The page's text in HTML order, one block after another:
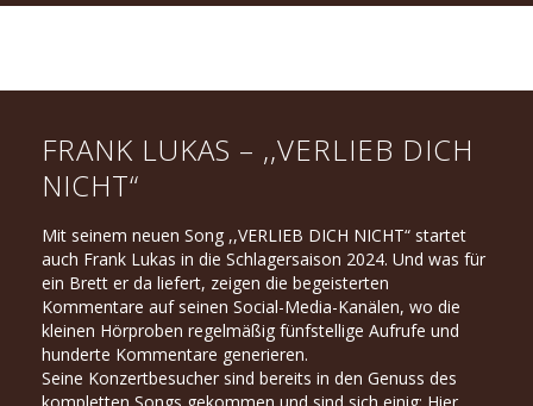
FRANK LUKAS – ,,VERLIEB DICH
NICHT“
Mit seinem neuen Song ,,VERLIEB DICH NICHT“ startet
auch Frank Lukas in die Schlagersaison 2024. Und was für
ein Brett er da liefert, zeigen die begeisterten
Kommentare auf seinen Social-Media-Kanälen, wo die
kleinen Hörproben regelmäßig fünfstellige Aufrufe und
hunderte Kommentare generieren.
Seine Konzertbesucher sind bereits in den Genuss des